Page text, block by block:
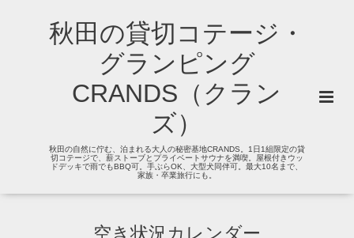
秋田の貸切コテージ・
グランピング
CRANDS（クラン
ズ）
秋田の自然に佇む、泊まれる大人の秘密基地CRANDS。1日1組限定の貸
切コテージで、薪ストーブとプライベートサウナを満喫。屋根付きウッ
ドデッキで雨でもBBQ可。手ぶらOK、大型犬同伴可。最大10名まで、
家族・卒業旅行にも。
空き状況カレンダー